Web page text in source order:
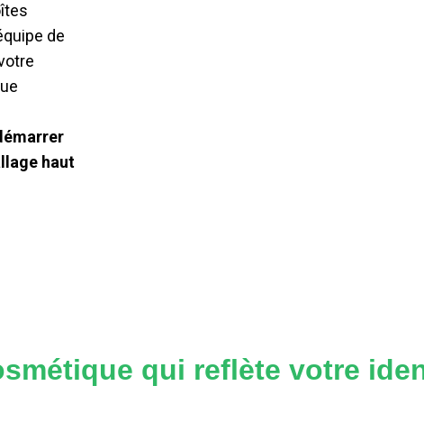
de
haut
qui reflète votre